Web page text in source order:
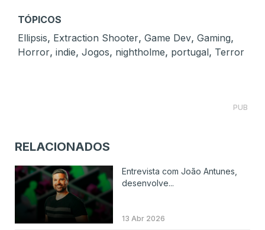
TÓPICOS
Ellipsis, Extraction Shooter, Game Dev, Gaming,
Horror, indie, Jogos, nightholme, portugal, Terror
PUB
RELACIONADOS
Entrevista com João Antunes,
desenvolve...
13 Abr 2026